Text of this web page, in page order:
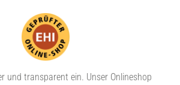
und transparent ein. Unser Onlineshop